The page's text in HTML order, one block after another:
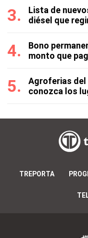
Lista de
diésel que
Bono
monto que
Agroferias del
conozca los
TREPORTA